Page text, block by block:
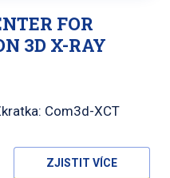
FOR
3D X-RAY
Com3d-XCT
ZJISTIT VÍCE